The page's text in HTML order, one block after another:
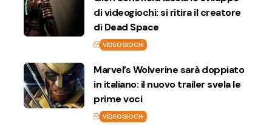
di videogiochi: si ritira il creatore
di Dead Space
VIDEOGIOCHI
Marvel’s Wolverine sarà doppiato
in italiano: il nuovo trailer svela le
prime voci
VIDEOGIOCHI